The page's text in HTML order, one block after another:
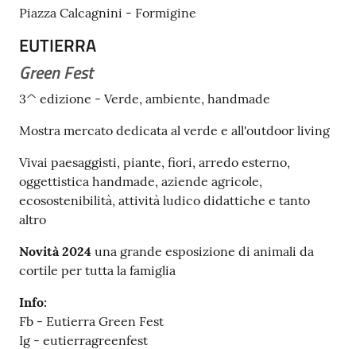
o
Tutti
argomenti...
Seguici
su
Piazza Calcagnini - Formigine
EUTIERRA
Green Fest
3^ edizione - Verde, ambiente, handmade
Mostra mercato dedicata al verde e all'outdoor living
Vivai paesaggisti, piante, fiori, arredo esterno,
oggettistica handmade, aziende agricole,
ecosostenibilità, attività ludico didattiche e tanto
altro
Novità 2024 una grande esposizione di animali da
cortile per tutta la famiglia
Info:
Fb - Eutierra Green Fest
Ig - eutierragreenfest